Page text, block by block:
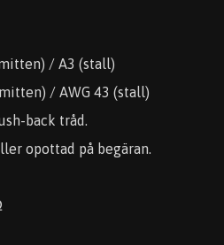
/ A3 (stall)
/ AWG 43 (stall)
back tråd.
opottad på begäran.